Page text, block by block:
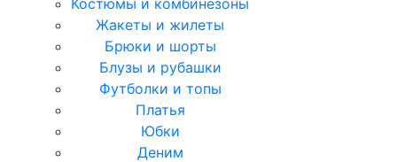
Жакеты и жилеты
Брюки и шорты
Блузы и рубашки
Футболки и топы
Платья
Юбки
Деним